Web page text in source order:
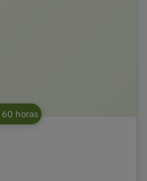
60 horas